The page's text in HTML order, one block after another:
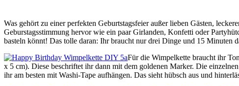
Was gehört zu einer perfekten Geburtstagsfeier außer lieben Gästen,
Geburstagsstimmung hervor wie ein paar Girlanden, Konfetti oder
basteln könnt! Das tolle daran: Ihr braucht nur drei Dinge und 15 Minuten
Für die Wimpelkette braucht ihr
x 5 cm). Diese beschriftet ihr dann mit dem goldenen Marker. Die
ihr am besten mit Washi-Tape aufhängen. Das sieht hübsch aus und